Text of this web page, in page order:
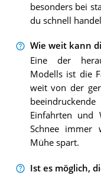
besonders bei
du schnell
Wie weit kann
Eine der
Modells ist die
weit von der
Einfahrten und
Schnee immer
Mühe spart.
Ist es möglich,